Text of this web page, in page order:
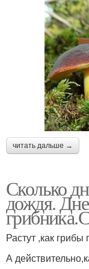
читать дальше →
Сколько
дождя.
Растут ,как
А